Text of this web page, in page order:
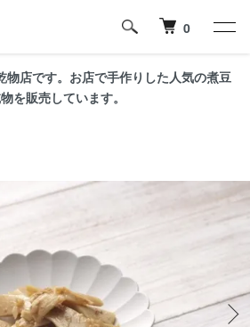
0
物店です。お店で手作りした人気の煮豆
を販売しています。